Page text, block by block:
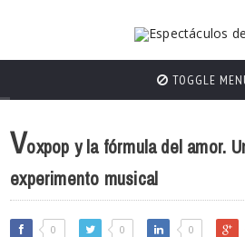
TOGGLE
Voxpop y la fórmula del amor.
experimento musical
0 0 0